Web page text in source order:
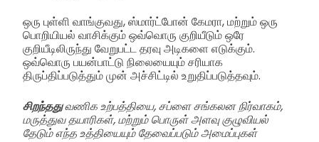
ஒரு புள்ளி வாங்குவது, ஸ்மார்ட்போன் கேமரா, மற்றும் ஒரு
பொறியியல் வாசிக்கும் ஒவ்வொரு குறியீடும் ஒரே
குறியீடிலிருந்து வேறுபட்ட தரவு அடிகளை எடுக்கும்.
ஒவ்வொரு பயன்பாட்டு நிலையையும் சரியாக
திருப்திப்படுத்தும் முன் அச்சிட்டில் உறுதிப்படுத்தவும்.
சிறந்ததுவணிக உற்பத்தியை, சப்ளை சங்கலன நிர்வாகம்,
மருத்துவ தயாரிகள், மற்றும் பொருள் அளவு குழுவியல்
தேடும் எந்த உத்தியையும் தேவைப்படும் அமைப்புகள்